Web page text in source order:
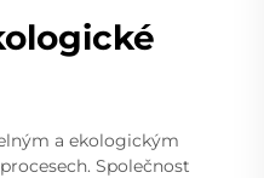
a ekologickým
Společnost